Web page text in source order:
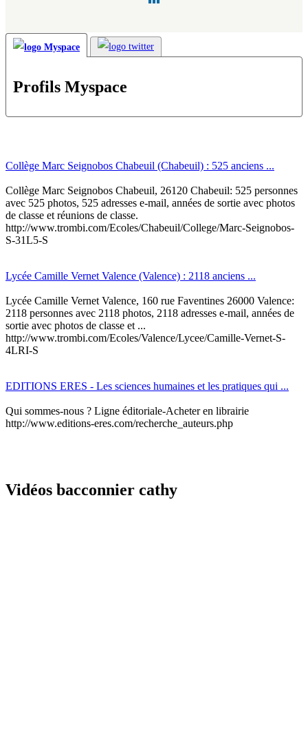
Profils Myspace
Collège Marc Seignobos Chabeuil (Chabeuil) : 525 anciens ...
Collège Marc Seignobos Chabeuil, 26120 Chabeuil: 525 personnes
avec 525 photos, 525 adresses e-mail, années de sortie avec photos
de classe et réunions de classe.
http://www.trombi.com/Ecoles/Chabeuil/College/Marc-Seignobos-
S-31L5-S
Lycée Camille Vernet Valence (Valence) : 2118 anciens ...
Lycée Camille Vernet Valence, 160 rue Faventines 26000 Valence:
2118 personnes avec 2118 photos, 2118 adresses e-mail, années de
sortie avec photos de classe et ...
http://www.trombi.com/Ecoles/Valence/Lycee/Camille-Vernet-S-
4LRI-S
EDITIONS ERES - Les sciences humaines et les pratiques qui ...
Qui sommes-nous ? Ligne éditoriale-Acheter en librairie
http://www.editions-eres.com/recherche_auteurs.php
Vidéos bacconnier cathy